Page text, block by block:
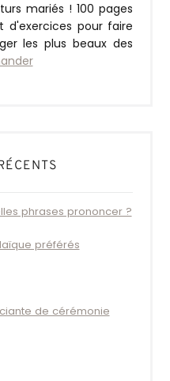
mariés ! 100 pages
d'exercices pour faire
les plus beaux des
phrases prononcer ?
préférés
de cérémonie